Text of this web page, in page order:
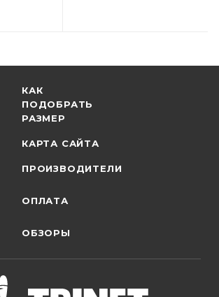
КАК
ПОДОБРАТЬ
РАЗМЕР
КАРТА САЙТА
ПРОИЗВОДИТЕЛИ
ОПЛАТА
ОБЗОРЫ